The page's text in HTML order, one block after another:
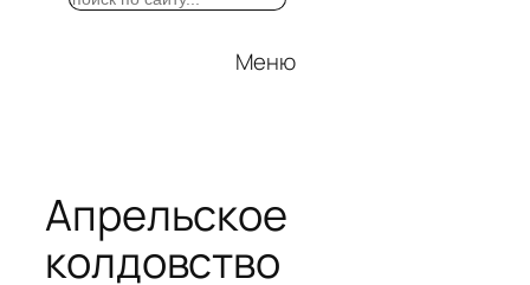
Меню
Апрельское
колдовство